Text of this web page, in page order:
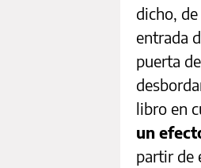
dicho,
entrada
puerta
libro en
un
partir de